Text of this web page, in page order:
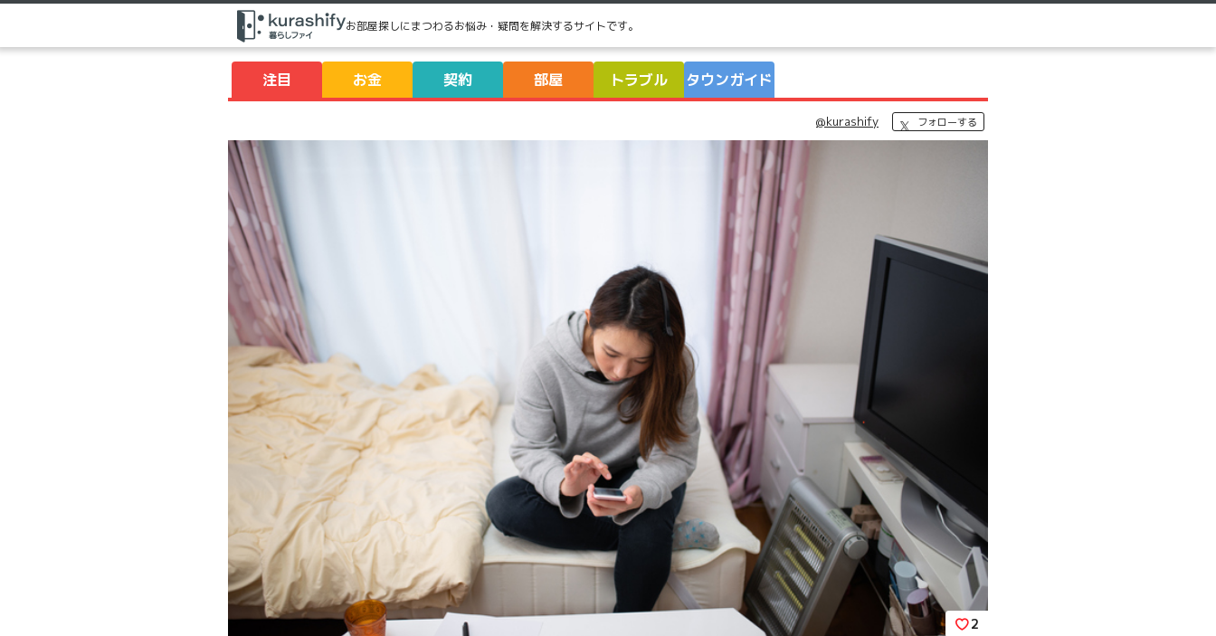
お部屋探しにまつわるお悩み・疑問を解決するサイトです。
注目 お金 契約 部屋 トラブル タウンガイド
@kurashify フォローする
2